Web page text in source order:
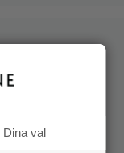
Dina val